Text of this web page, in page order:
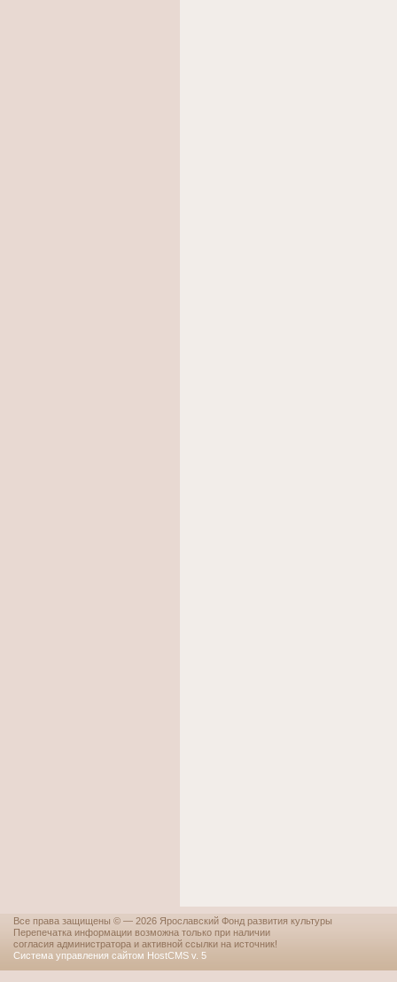
Все права защищены © — 2026 Ярославский Фонд развития культуры
Перепечатка информации возможна только при наличии
согласия администратора и активной ссылки на источник!
Система управления сайтом HostCMS v. 5